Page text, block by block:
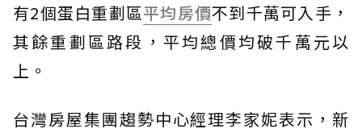
有2個蛋白重劃區平均房價不到千萬可入手，
其餘重劃區路段，平均總價均破千萬元以
上。
台灣房屋集團趨勢中心經理李家妮表示，新